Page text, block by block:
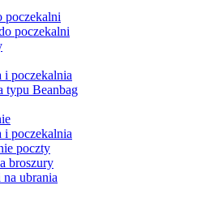
poczekalni
poczekalni
i poczekalnia
typu Beanbag
i poczekalnia
poczty
broszury
ubrania